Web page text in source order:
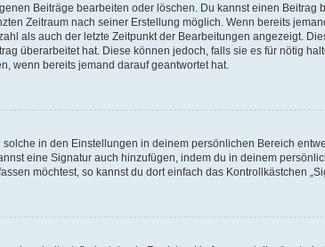
Beiträge bearbeiten oder löschen. Du kannst einen Beitrag
Zeitraum nach seiner Erstellung möglich. Wenn bereits
als auch der letzte Zeitpunkt der Bearbeitungen angezeigt.
überarbeitet hat. Diese können jedoch, falls sie es für nötig
wenn bereits jemand darauf geantwortet hat.
in den Einstellungen in deinem persönlichen Bereich
eine Signatur auch hinzufügen, indem du in deinem
möchtest, so kannst du dort einfach das Kontrollkästchen